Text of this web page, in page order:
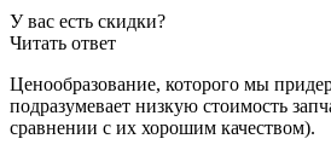
У вас есть скидки?
Читать ответ
Ценообразование, которого мы
подразумевает низкую стоимость
сравнении с их хорошим качеством).